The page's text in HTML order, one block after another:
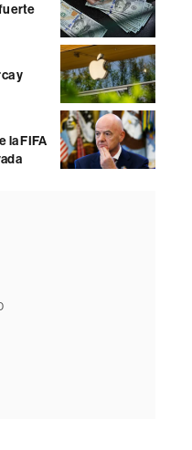
y
la FIFA